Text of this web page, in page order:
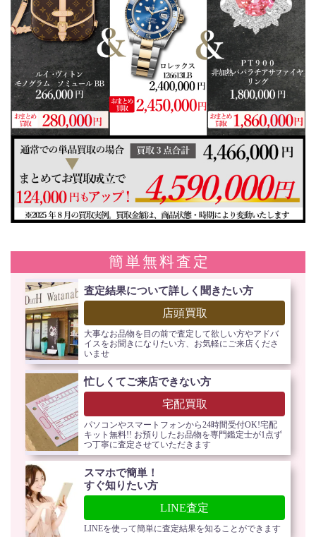
簡単無料査定
査定結果について詳しく聞きたい方
店頭買取
大事なお品物を目の前で査定して欲しい方やアドバ
イスをお聞きになりたい方、お気軽にご来店くださ
いませ
忙しくてご来店できない方
宅配買取
パソコンやスマートフォンから24時間受付OK!宅配
キット無料!! お預りしたお品物を専門鑑定士が1点ず
つ丁寧に査定させていただきます
スマホで簡単！
すぐ知りたい方
LINE査定
LINEを使って簡単に査定結果を知ることができます